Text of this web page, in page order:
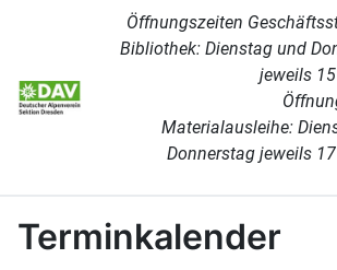
Öffnungszeiten
Bibliothek: Dienstag und
jeweils
Materialausleihe:
Donnerstag jeweils
Terminkalender